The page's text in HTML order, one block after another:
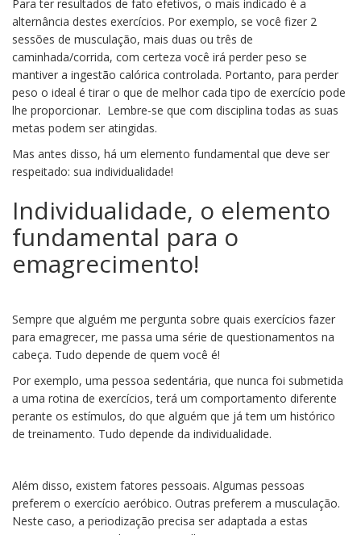
Para ter resultados de fato efetivos, o mais indicado é a
alternância destes exercícios. Por exemplo, se você fizer 2
sessões de musculação, mais duas ou três de
caminhada/corrida, com certeza você irá perder peso se
mantiver a ingestão calórica controlada. Portanto, para perder
peso o ideal é tirar o que de melhor cada tipo de exercício pode
lhe proporcionar. Lembre-se que com disciplina todas as suas
metas podem ser atingidas.
Mas antes disso, há um elemento fundamental que deve ser
respeitado: sua individualidade!
Individualidade, o elemento
fundamental para o
emagrecimento!
Sempre que alguém me pergunta sobre quais exercícios fazer
para emagrecer, me passa uma série de questionamentos na
cabeça. Tudo depende de quem você é!
Por exemplo, uma pessoa sedentária, que nunca foi submetida
a uma rotina de exercícios, terá um comportamento diferente
perante os estímulos, do que alguém que já tem um histórico
de treinamento. Tudo depende da individualidade.
Além disso, existem fatores pessoais. Algumas pessoas
preferem o exercício aeróbico. Outras preferem a musculação.
Neste caso, a periodização precisa ser adaptada a estas